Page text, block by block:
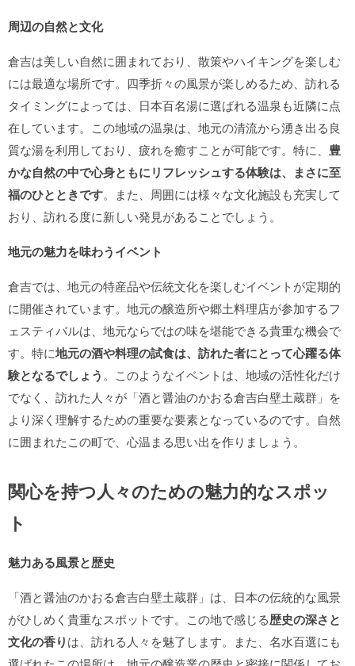
周辺の自然と文化
倉吉は美しい自然に囲まれており、散策やハイキングを楽しむ
には最適な場所です。四季折々の風景が楽しめるため、訪れる
タイミングによっては、日本百名湯に選ばれる温泉も近隣に点
在しています。この地域の温泉は、地元の清流から湧き出る良
質な湯を利用しており、疲れを癒すことが可能です。特に、 豊
かな自然の中で心身ともにリフレッシュする体験は、まさに至
福のひとときです。また、周囲には様々な文化施設も充実して
おり、訪れる度に新しい発見があることでしょう。
地元の魅力を味わうイベント
倉吉では、地元の特産品や伝統文化を楽しむイベントが定期的
に開催されています。地元の醸造所や郷土料理店が参加するフ
ェスティバルは、地元ならではの味を堪能できる貴重な機会で
す。特に地元の酒や料理の試食は、訪れた者にとって心躍る体
験となるでしょう 。このようなイベントは、地域の活性化だけ
でなく、訪れた人々が「酒と醤油のかおる倉吉白壁土蔵群」を
より深く理解するための重要な要素となっているのです。自然
に囲まれたこの町で、心温まる思い出を作りましょう。
関心を持つ人々のための魅力的なスポッ
ト
魅力ある風景と歴史
「酒と醤油のかおる倉吉白壁土蔵群」は、日本の伝統的な風景
がひしめく貴重なスポットです。この地で感じる歴史の深さと
文化の香りは、訪れる人々を魅了します。また、名水百選にも